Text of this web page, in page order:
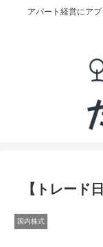
アパート経営にア
【トレード
国内株式